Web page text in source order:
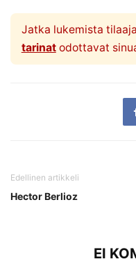
Jatka lukemista
tarinatodottavat
Edellinen artikkeli
Hector Berlioz
EI